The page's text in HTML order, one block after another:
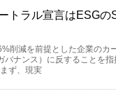
トラル宣言はESGの
削減を前提とした企業のカ
ナンス）に反することを指
ず、現実